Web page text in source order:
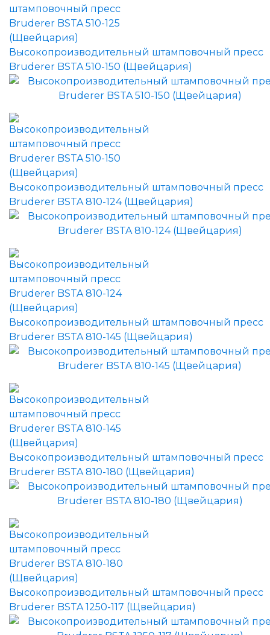
Высокопроизводительный штамповочный пресс
Bruderer BSTA 510-150 (Щвейцария)
Высокопроизводительный штамповочный пресс
Bruderer BSTA 810-124 (Щвейцария)
Высокопроизводительный штамповочный пресс
Bruderer BSTA 810-145 (Щвейцария)
Высокопроизводительный штамповочный пресс
Bruderer BSTA 810-180 (Щвейцария)
Высокопроизводительный штамповочный пресс
Bruderer BSTA 1250-117 (Щвейцария)